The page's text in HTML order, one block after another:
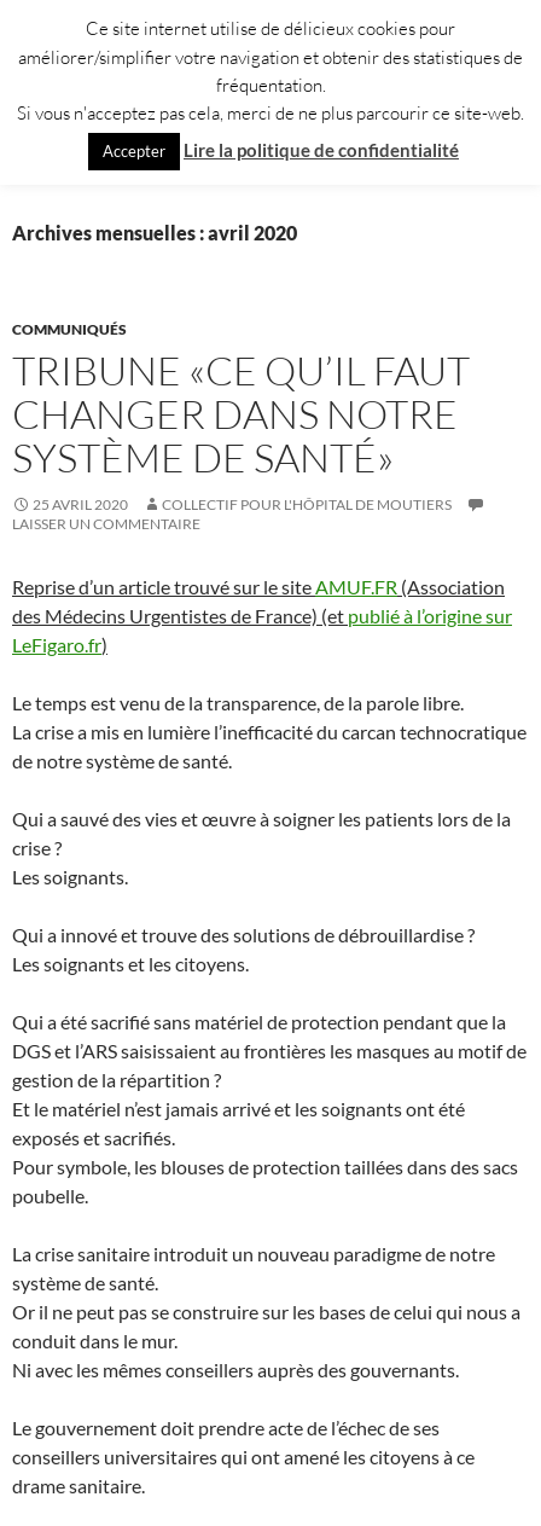
contenu
Collectif pour l'Hôpital de Moûtiers
Recherche
Archives mensuelles : avril 2020
COMMUNIQUÉS
TRIBUNE «CE QU’IL FAUT
CHANGER DANS NOTRE
SYSTÈME DE SANTÉ»
25 AVRIL 2020
COLLECTIF POUR L'HÔPITAL DE MOUTIERS
LAISSER UN COMMENTAIRE
Reprise d’un article trouvé sur le siteAMUF.FR (Association
des Médecins Urgentistes de France) (et publié à l’origine sur
LeFigaro.fr)
Le temps est venu de la transparence, de la parole libre.
La crise a mis en lumière l’inefficacité du carcan technocratique
de notre système de santé.
Qui a sauvé des vies et œuvre à soigner les patients lors de la
crise ?
Les soignants.
Qui a innové et trouve des solutions de débrouillardise ?
Les soignants et les citoyens.
Qui a été sacrifié sans matériel de protection pendant que la
DGS et l’ARS saisissaient au frontières les masques au motif de
gestion de la répartition ?
Et le matériel n’est jamais arrivé et les soignants ont été
exposés et sacrifiés.
Pour symbole, les blouses de protection taillées dans des sacs
poubelle.
La crise sanitaire introduit un nouveau paradigme de notre
système de santé.
Or il ne peut pas se construire sur les bases de celui qui nous a
conduit dans le mur.
Ni avec les mêmes conseillers auprès des gouvernants.
Le gouvernement doit prendre acte de l’échec de ses
conseillers universitaires qui ont amené les citoyens à ce
drame sanitaire.
Ce site internet utilise de délicieux cookies pour
améliorer/simplifier votre navigation et obtenir des statistiques de
fréquentation.
Si vous n'acceptez pas cela, merci de ne plus parcourir ce site-web.
Accepter Lire la politique de confidentialité